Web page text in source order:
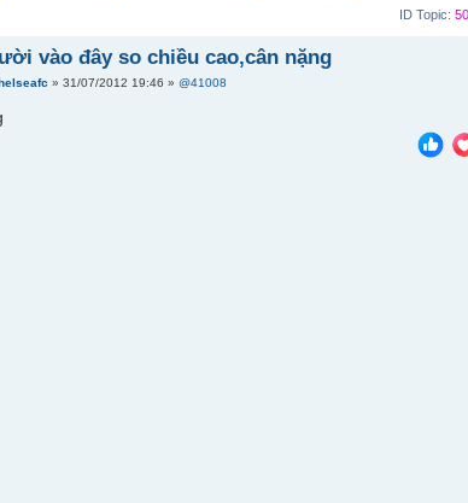
ID Topic:
vào đây so chiều cao,cân nặng
» 31/07/2012 19:46 »@41008